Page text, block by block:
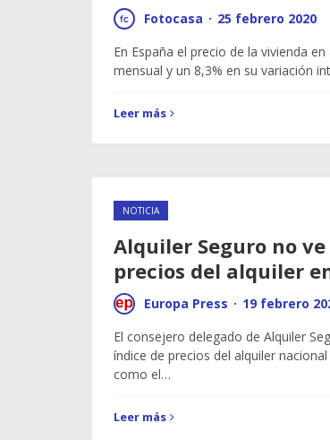
Fotocasa · 25 febrero 2020
En España el precio de la vivienda
mensual y un 8,3% en su variación
Leer más
NOTICIA
Alquiler Seguro no
precios del alquiler
Europa Press · 19 febrero
El consejero delegado de Alquiler
índice de precios del alquiler
como el…
Leer más